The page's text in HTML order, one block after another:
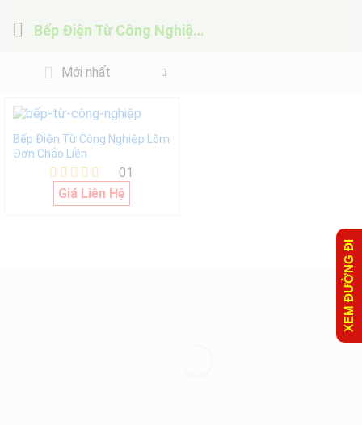
Bếp Điện Từ Công Nghiệp Lõm Đơn Chảo Liền
Mới nhất
Bếp Điện Từ Công Nghiệp Lõm
Đơn Chảo Liền
Được xếp
hạng
01
Giá Liên Hệ
XEM ĐƯỜNG ĐI